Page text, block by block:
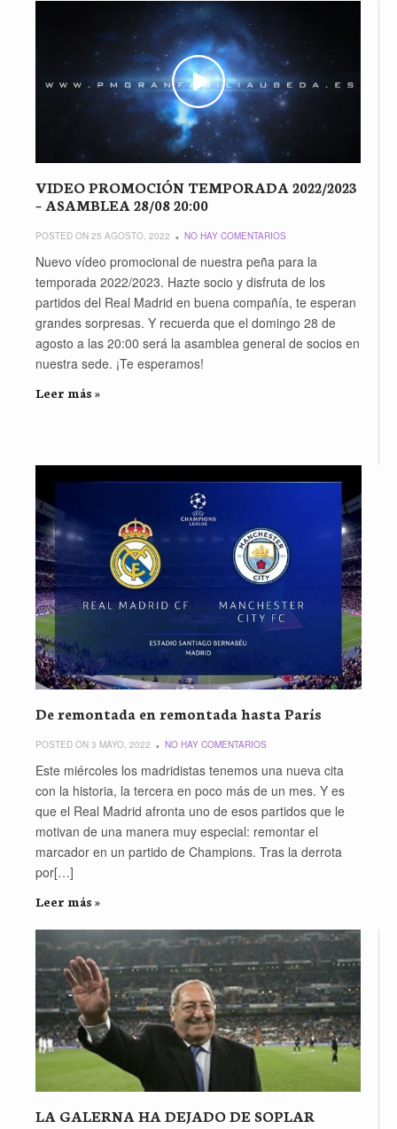
VIDEO PROMOCIÓN TEMPORADA 2022/2023
– ASAMBLEA 28/08 20:00
POSTED ON 25 AGOSTO, 2022 NO HAY COMENTARIOS
Nuevo vídeo promocional de nuestra peña para la
temporada 2022/2023. Hazte socio y disfruta de los
partidos del Real Madrid en buena compañía, te esperan
grandes sorpresas. Y recuerda que el domingo 28 de
agosto a las 20:00 será la asamblea general de socios en
nuestra sede. ¡Te esperamos!
Leer más »
De remontada en remontada hasta París
POSTED ON 3 MAYO, 2022 NO HAY COMENTARIOS
Este miércoles los madridistas tenemos una nueva cita
con la historia, la tercera en poco más de un mes. Y es
que el Real Madrid afronta uno de esos partidos que le
motivan de una manera muy especial: remontar el
marcador en un partido de Champions. Tras la derrota
por[…]
Leer más »
LA GALERNA HA DEJADO DE SOPLAR